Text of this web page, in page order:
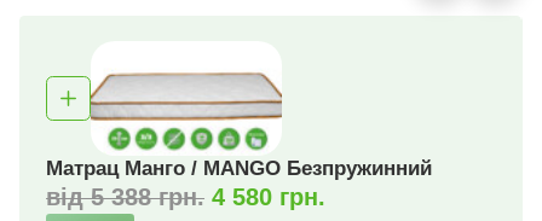
Матрац Розет / Rosette Безпружинний
від 3 834 грн.3 259 грн.